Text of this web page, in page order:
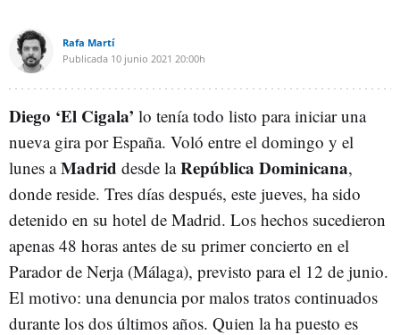
Rafa Martí
Publicada 10 junio 2021 20:00h
Diego ‘El Cigala’ lo tenía todo listo para iniciar una
nueva gira por España. Voló entre el domingo y el
lunes aMadrid desde laRepública Dominicana,
donde reside. Tres días después, este jueves, ha sido
detenido en su hotel de Madrid. Los hechos sucedieron
apenas 48 horas antes de su primer concierto en el
Parador de Nerja (Málaga), previsto para el 12 de junio.
El motivo: una denuncia por malos tratos continuados
durante los dos últimos años. Quien la ha puesto es